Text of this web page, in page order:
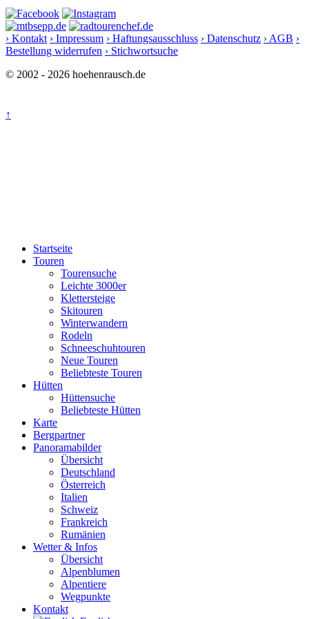
› Kontakt › Impressum › Haftungsausschluss › Datenschutz › AGB ›
Bestellung widerrufen › Stichwortsuche
© 2002 - 2026 hoehenrausch.de
↑
Startseite
Touren
Tourensuche
Leichte 3000er
Klettersteige
Skitouren
Winterwandern
Rodeln
Schneeschuhtouren
Neue Touren
Beliebteste Touren
Hütten
Hüttensuche
Beliebteste Hütten
Karte
Bergpartner
Panoramabilder
Übersicht
Deutschland
Österreich
Italien
Schweiz
Frankreich
Rumänien
Wetter & Infos
Übersicht
Alpenblumen
Alpentiere
Wegpunkte
Kontakt